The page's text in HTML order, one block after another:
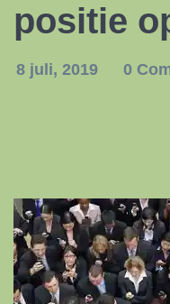
positie
8 juli, 2019 0